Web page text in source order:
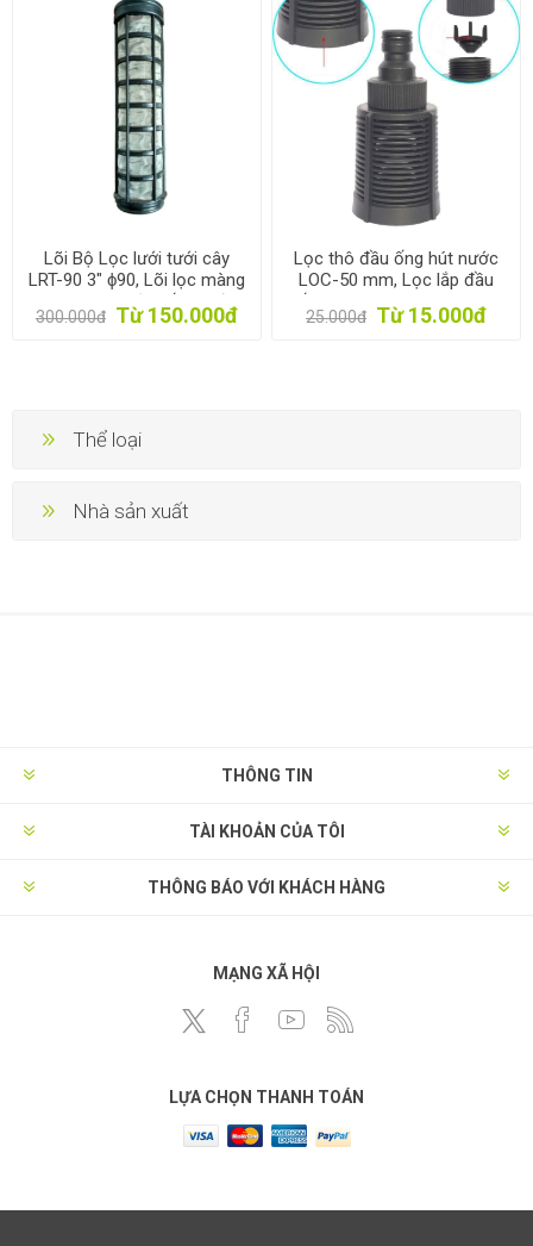
Lõi Bộ Lọc lưới tưới cây
LRT-90 3" ϕ90, Lõi lọc màng
chữ T cho hệ thống tưới
300.000đ Từ 150.000đ
Lọc thô đầu ống hút nước
LOC-50 mm, Lọc lắp đầu
nối nhanh, ren ngoài 27, Lọc
đầu hút chất lỏng
25.000đ Từ 15.000đ
Thể loại
Nhà sản xuất
THÔNG TIN
TÀI KHOẢN CỦA TÔI
THÔNG BÁO VỚI KHÁCH HÀNG
MẠNG XÃ HỘI
LỰA CHỌN THANH TOÁN